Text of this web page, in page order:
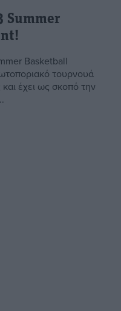
Summer
Basketball
τουρνουά
έχει ως σκοπό την